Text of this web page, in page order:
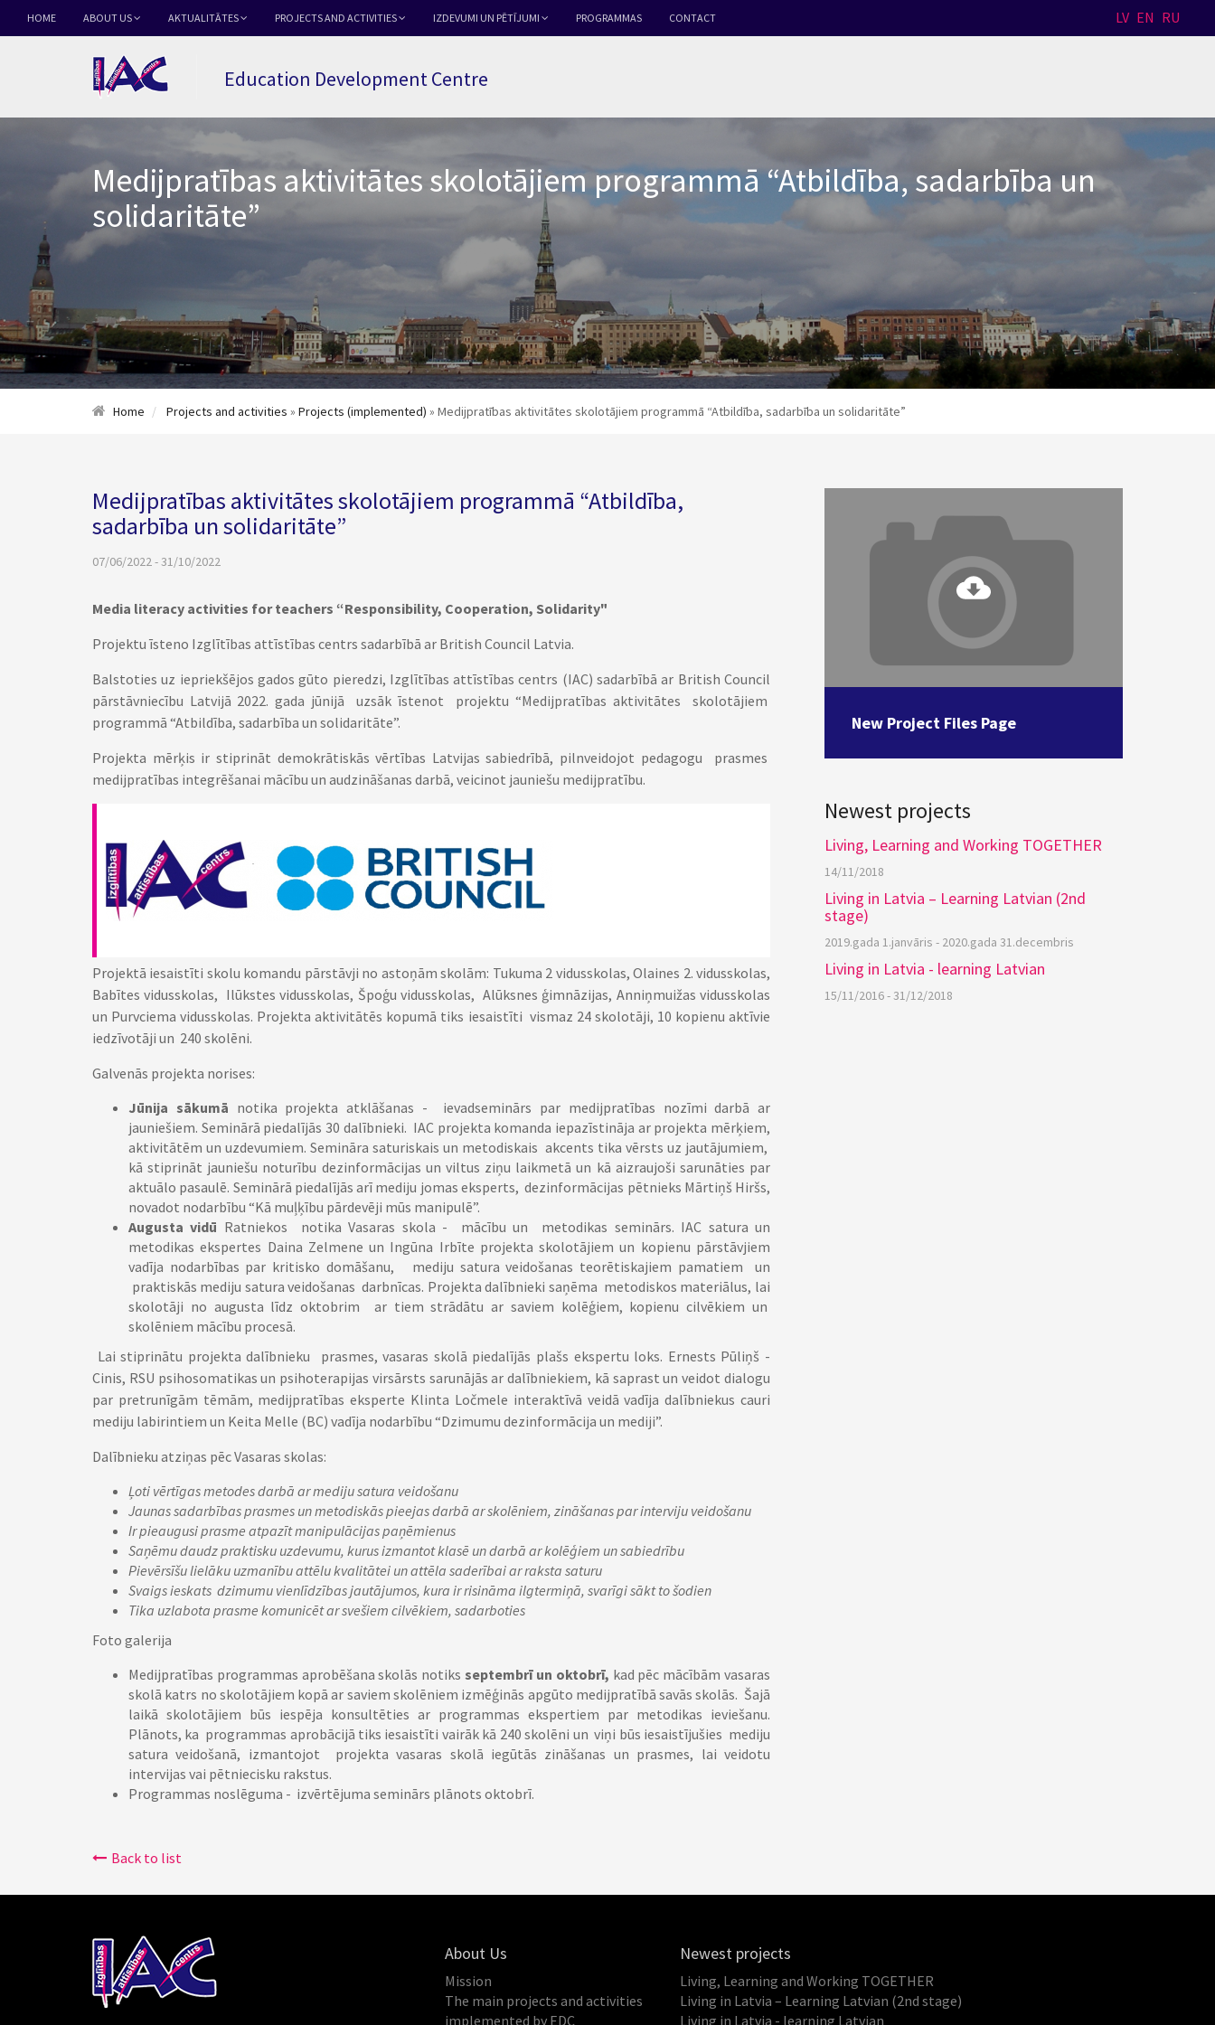
HOME ABOUT US AKTUALITĀTES PROJECTS AND ACTIVITIES IZDEVUMI UN PĒTĪJUMI PROGRAMMAS CONTACT LV EN RU
Education Development Centre
Medijpratības aktivitātes skolotājiem programmā “Atbildība, sadarbība un
solidaritāte”
Home Projects and activities » Projects (implemented) » Medijpratības aktivitātes skolotājiem programmā “Atbildība, sadarbība un solidaritāte”
Medijpratības aktivitātes skolotājiem programmā “Atbildība,
sadarbība un solidaritāte”
07/06/2022 - 31/10/2022
Media literacy activities for teachers “Responsibility, Cooperation, Solidarity"
Projektu īsteno Izglītības attīstības centrs sadarbībā ar British Council Latvia.
Balstoties uz iepriekšējos gados gūto pieredzi, Izglītības attīstības centrs (IAC) sadarbībā ar British Council
pārstāvniecību Latvijā 2022. gada jūnijā uzsāk īstenot projektu “Medijpratības aktivitātes skolotājiem
programmā “Atbildība, sadarbība un solidaritāte”.
Projekta mērķis ir stiprināt demokrātiskās vērtības Latvijas sabiedrībā, pilnveidojot pedagogu prasmes
medijpratības integrēšanai mācību un audzināšanas darbā, veicinot jauniešu medijpratību.
Projektā iesaistīti skolu komandu pārstāvji no astoņām skolām: Tukuma 2 vidusskolas, Olaines 2. vidusskolas,
Babītes vidusskolas, Ilūkstes vidusskolas, Špoģu vidusskolas, Alūksnes ģimnāzijas, Anniņmuižas vidusskolas
un Purvciema vidusskolas. Projekta aktivitātēs kopumā tiks iesaistīti vismaz 24 skolotāji, 10 kopienu aktīvie
iedzīvotāji un 240 skolēni.
Galvenās projekta norises:
Jūnija sākumā notika projekta atklāšanas - ievadseminārs par medijpratības nozīmi darbā ar
jauniešiem. Seminārā piedalījās 30 dalībnieki. IAC projekta komanda iepazīstināja ar projekta mērķiem,
aktivitātēm un uzdevumiem. Semināra saturiskais un metodiskais akcents tika vērsts uz jautājumiem,
kā stiprināt jauniešu noturību dezinformācijas un viltus ziņu laikmetā un kā aizraujoši sarunāties par
aktuālo pasaulē. Seminārā piedalījās arī mediju jomas eksperts, dezinformācijas pētnieks Mārtiņš Hiršs,
novadot nodarbību “Kā muļķību pārdevēji mūs manipulē”.
Augusta vidū Ratniekos notika Vasaras skola - mācību un metodikas seminārs. IAC satura un
metodikas ekspertes Daina Zelmene un Ingūna Irbīte projekta skolotājiem un kopienu pārstāvjiem
vadīja nodarbības par kritisko domāšanu, mediju satura veidošanas teorētiskajiem pamatiem un
praktiskās mediju satura veidošanas darbnīcas. Projekta dalībnieki saņēma metodiskos materiālus, lai
skolotāji no augusta līdz oktobrim ar tiem strādātu ar saviem kolēģiem, kopienu cilvēkiem un
skolēniem mācību procesā.
Lai stiprinātu projekta dalībnieku prasmes, vasaras skolā piedalījās plašs ekspertu loks. Ernests Pūliņš -
Cinis, RSU psihosomatikas un psihoterapijas virsārsts sarunājās ar dalībniekiem, kā saprast un veidot dialogu
par pretrunīgām tēmām, medijpratības eksperte Klinta Ločmele interaktīvā veidā vadīja dalībniekus cauri
mediju labirintiem un Keita Melle (BC) vadīja nodarbību “Dzimumu dezinformācija un mediji”.
Dalībnieku atziņas pēc Vasaras skolas:
Ļoti vērtīgas metodes darbā ar mediju satura veidošanu
Jaunas sadarbības prasmes un metodiskās pieejas darbā ar skolēniem, zināšanas par interviju veidošanu
Ir pieaugusi prasme atpazīt manipulācijas paņēmienus
Saņēmu daudz praktisku uzdevumu, kurus izmantot klasē un darbā ar kolēģiem un sabiedrību
Pievērsīšu lielāku uzmanību attēlu kvalitātei un attēla saderībai ar raksta saturu
Svaigs ieskats dzimumu vienlīdzības jautājumos, kura ir risināma ilgtermiņā, svarīgi sākt to šodien
Tika uzlabota prasme komunicēt ar svešiem cilvēkiem, sadarboties
Foto galerija
Medijpratības programmas aprobēšana skolās notiksseptembrī un oktobrī, kad pēc mācībām vasaras
skolā katrs no skolotājiem kopā ar saviem skolēniem izmēģinās apgūto medijpratībā savās skolās. Šajā
laikā skolotājiem būs iespēja konsultēties ar programmas ekspertiem par metodikas ieviešanu.
Plānots, ka programmas aprobācijā tiks iesaistīti vairāk kā 240 skolēni un viņi būs iesaistījušies mediju
satura veidošanā, izmantojot projekta vasaras skolā iegūtās zināšanas un prasmes, lai veidotu
intervijas vai pētniecisku rakstus.
Programmas noslēguma - izvērtējuma seminārs plānots oktobrī.
Back to list
New Project Files Page
Newest projects
Living, Learning and Working TOGETHER
14/11/2018
Living in Latvia – Learning Latvian (2nd
stage)
2019.gada 1.janvāris - 2020.gada 31.decembris
Living in Latvia - learning Latvian
15/11/2016 - 31/12/2018
About Us
Mission
The main projects and activities
implemented by EDC
Newest projects
Living, Learning and Working TOGETHER
Living in Latvia – Learning Latvian (2nd stage)
Living in Latvia - learning Latvian